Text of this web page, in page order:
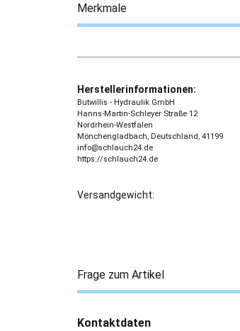
Merkmale
Herstellerinformationen:
Butwillis - Hydraulik GmbH
Hanns-Martin-Schleyer Straße 12
Nordrhein-Westfalen
Mönchengladbach, Deutschland, 41199
info@schlauch24.de
https://schlauch24.de
Versandgewicht:
Frage zum Artikel
Kontaktdaten